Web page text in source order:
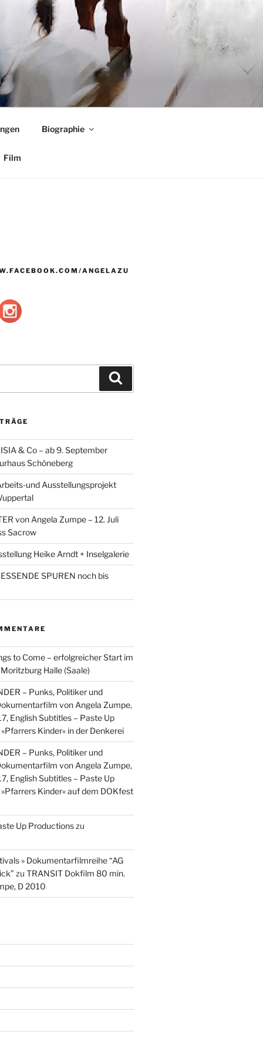
Biographie
Film
ANGELAZU
& Co – ab 9. September
Schöneberg
und Ausstellungsprojekt
von Angela Zumpe – 12. Juli
Sacrow
Heike Arndt + Inselgalerie
SPUREN noch bis
to Come – erfolgreicher Start im
Halle (Saale)
– Punks, Politiker und
von Angela Zumpe,
English Subtitles – Paste Up
»Pfarrers Kinder« in der Denkerei
– Punks, Politiker und
von Angela Zumpe,
English Subtitles – Paste Up
»Pfarrers Kinder« auf dem DOKfest
Up Productionszu
» Dokumentarfilmreihe “AG
zu TRANSIT Dokfilm 80 min.
D 2010